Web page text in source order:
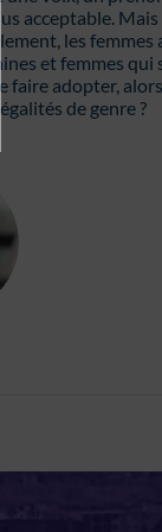
acceptable.
les
et femmes qui
faire adopter,
de genre ?